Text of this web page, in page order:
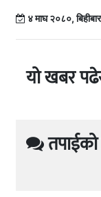
४ माघ २०८०,
यो खबर
तपाईको